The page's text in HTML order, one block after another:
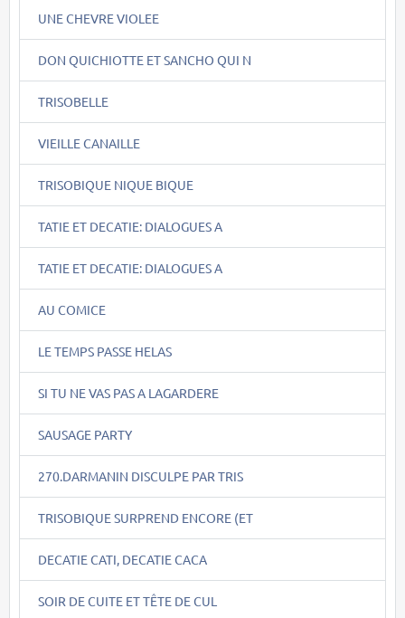
UNE CHEVRE VIOLEE
DON QUICHIOTTE ET SANCHO QUI N
TRISOBELLE
VIEILLE CANAILLE
TRISOBIQUE NIQUE BIQUE
TATIE ET DECATIE: DIALOGUES A
TATIE ET DECATIE: DIALOGUES A
AU COMICE
LE TEMPS PASSE HELAS
SI TU NE VAS PAS A LAGARDERE
SAUSAGE PARTY
270.DARMANIN DISCULPE PAR TRIS
TRISOBIQUE SURPREND ENCORE (ET
DECATIE CATI, DECATIE CACA
SOIR DE CUITE ET TÊTE DE CUL